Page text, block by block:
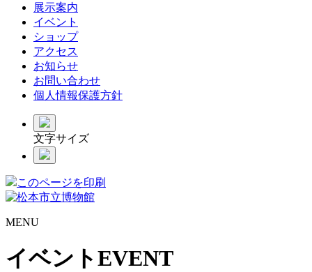
展示案内
イベント
ショップ
アクセス
お知らせ
お問い合わせ
個人情報保護方針
文字サイズ
このページを印刷
MENU
イベントEVENT